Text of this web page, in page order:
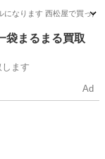
になります 西松屋で買った
松屋
袋まるまる買取
ます
Ad